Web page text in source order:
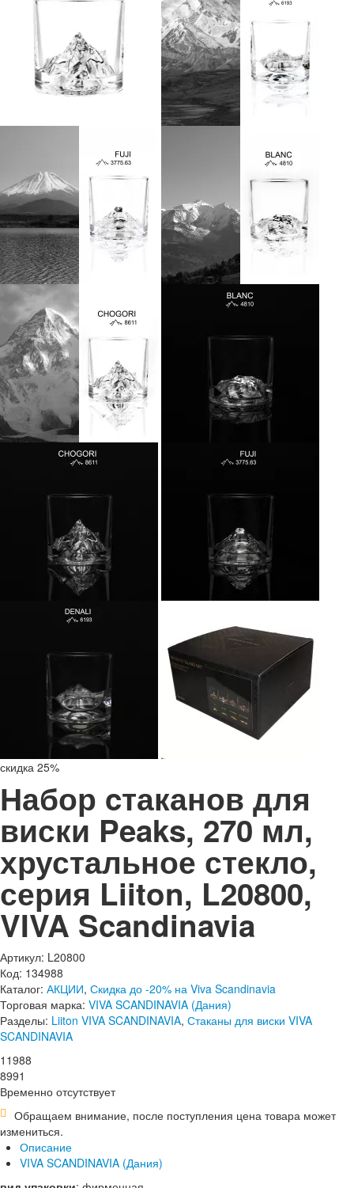
скидка 25%
Набор cтаканов для
виски Peaks, 270 мл,
хрустальное стекло,
серия Liiton, L20800,
VIVA Scandinavia
Артикул: L20800
Код: 134988
Каталог: АКЦИИ, Скидка до -20% на Viva Scandinavia
Торговая марка: VIVA SCANDINAVIA (Дания)
Разделы: Liiton VIVA SCANDINAVIA, Стаканы для виски VIVA
SCANDINAVIA
11988
8991
Временно отсутствует
Обращаем внимание, после поступления цена товара может
измениться.
Описание
VIVA SCANDINAVIA (Дания)